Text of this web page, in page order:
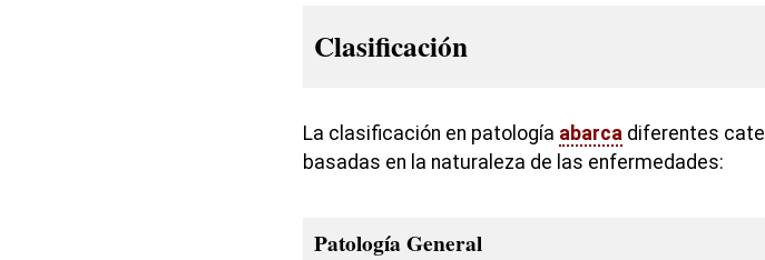
Clasificación
La clasificación en patología abarca diferentes
basadas en la naturaleza de las enfermedades:
Patología General